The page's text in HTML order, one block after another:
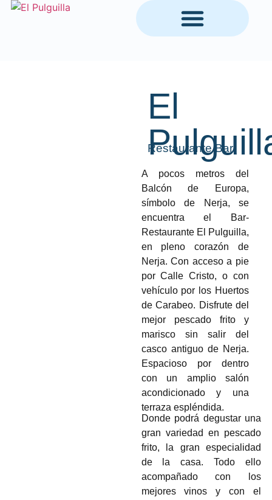
El
Restaurante Bar
A pocos metros del
Balcón de Europa,
símbolo de Nerja, se
encuentra el Bar-
Restaurante El Pulguilla,
en pleno corazón de
Nerja. Con acceso a pie
por Calle Cristo, o con
vehículo por los Huertos
de Carabeo. Disfrute del
mejor pescado frito y
marisco sin salir del
casco antiguo de Nerja.
Espacioso por dentro
con un amplio salón
acondicionado y una
terraza espléndida.
Donde podrá degustar una
gran variedad en pescado
frito, la gran especialidad
de la casa. Todo ello
acompañado con los
mejores vinos y con el